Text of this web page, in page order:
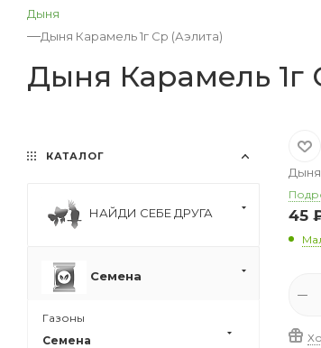
Дыня
—Дыня Карамель 1г Ср (Аэлита)
Дыня Карамель 1г
Дыня
45
КАТАЛОГ
НАЙДИ СЕБЕ ДРУГА
Семена
Газоны
Семена